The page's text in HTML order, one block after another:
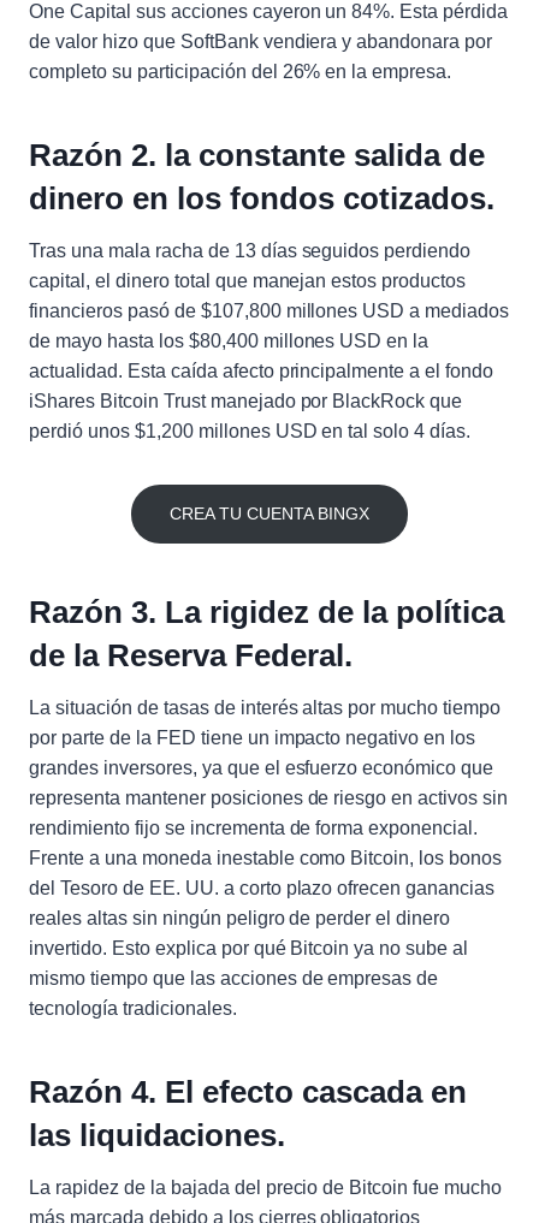
One Capital sus acciones cayeron un 84%. Esta pérdida
de valor hizo que SoftBank vendiera y abandonara por
completo su participación del 26% en la empresa.
Razón 2. la constante salida de
dinero en los fondos cotizados.
Tras una mala racha de 13 días seguidos perdiendo
capital, el dinero total que manejan estos productos
financieros pasó de $107,800 millones USD a mediados
de mayo hasta los $80,400 millones USD en la
actualidad. Esta caída afecto principalmente a el fondo
iShares Bitcoin Trust manejado por BlackRock que
perdió unos $1,200 millones USD en tal solo 4 días.
CREA TU CUENTA BINGX
Razón 3. La rigidez de la política
de la Reserva Federal.
La situación de tasas de interés altas por mucho tiempo
por parte de la FED tiene un impacto negativo en los
grandes inversores, ya que el esfuerzo económico que
representa mantener posiciones de riesgo en activos sin
rendimiento fijo se incrementa de forma exponencial.
Frente a una moneda inestable como Bitcoin, los bonos
del Tesoro de EE. UU. a corto plazo ofrecen ganancias
reales altas sin ningún peligro de perder el dinero
invertido. Esto explica por qué Bitcoin ya no sube al
mismo tiempo que las acciones de empresas de
tecnología tradicionales.
Razón 4. El efecto cascada en
las liquidaciones.
La rapidez de la bajada del precio de Bitcoin fue mucho
más marcada debido a los cierres obligatorios